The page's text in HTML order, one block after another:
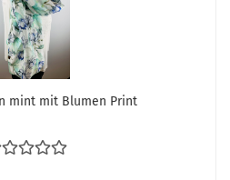
mint mit Blumen Print